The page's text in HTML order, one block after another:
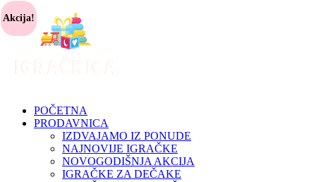
POČETNA
PRODAVNICA
IZDVAJAMO IZ PONUDE
NAJNOVIJE IGRAČKE
NOVOGODIŠNJA AKCIJA
IGRAČKE ZA DEČAKE
Akcija!